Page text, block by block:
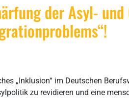
der Asyl-
„Inklusion“ im Deutschen
zu revidieren und eine